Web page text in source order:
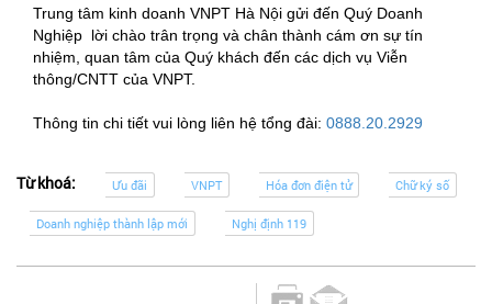
Trung tâm kinh doanh VNPT Hà Nội gửi đến Quý Doanh
Nghiệp lời chào trân trọng và chân thành cám ơn sự tín
nhiệm, quan tâm của Quý khách đến các dịch vụ Viễn
thông/CNTT của VNPT.
Thông tin chi tiết vui lòng liên hệ tổng đài: 0888.20.2929
Từ khoá: Ưu đãi VNPT Hóa đơn điện tử Chữ ký số
Doanh nghiệp thành lập mới Nghị định 119